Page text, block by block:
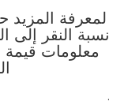
لمعرفة المزيد
نسبة النقر إلى
معلومات
.